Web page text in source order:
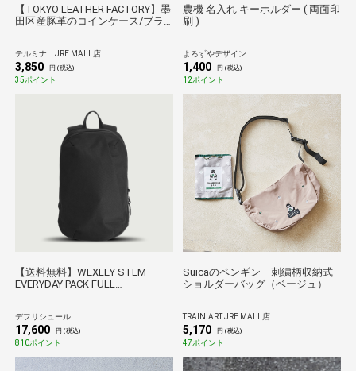
【TOKYO LEATHER FACTORY】墨
田区産豚革のコインケース/ブラ
テルミナ JRE MALL店
3,850 円 (税込)
35ポイント
農機 名入れ キーホルダー ( 両面印
刷 )
よろずやデザイン
1,400 円 (税込)
12ポイント
【送料無料】WEXLEY STEM
EVERYDAY PACK FULL
デフリシュール
17,600 円 (税込)
810ポイント
Suicaのペンギン 刺繍柄収納式
ショルダーバッグ（ベージュ）
TRAINIART JRE MALL店
5,170 円 (税込)
47ポイント